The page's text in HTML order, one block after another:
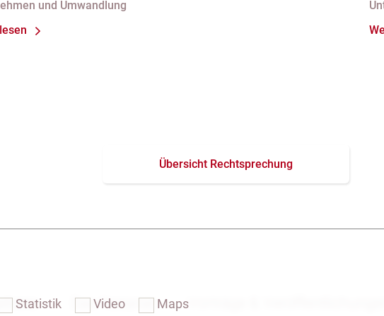
Eintragung im
und Umwandlung
Übersicht Rechtsprechung
Das Notariat Vorträge & Veröffentlichungen
Statistik Video Maps